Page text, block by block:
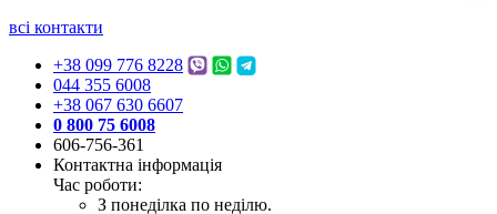
всі контакти
+38 099 776 8228
044 355 6008
+38 067 630 6607
0 800 75 6008
606-756-361
Контактна інформація
Час роботи:
З понеділка по неділю.